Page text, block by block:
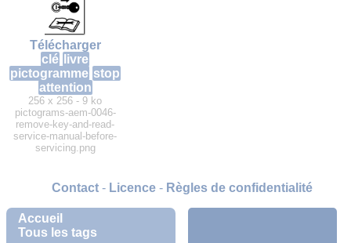
Accueil
Tous les tags
Télécharger
clé
livre
pictogramme stop
attention
256 x 256 - 9 ko
pictograms-aem-0046-
remove-key-and-read-
service-manual-before-
servicing.png
Contact- Licence- Règles de confidentialité